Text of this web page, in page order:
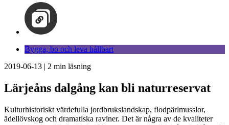
Bygga, bo och leva hållbart
2019-06-13 | 2 min läsning
Lärjeåns dalgång kan bli naturreservat
Kulturhistoriskt värdefulla jordbrukslandskap, flodpärlmusslor,
ädellövskog och dramatiska raviner. Det är några av de kvaliteter